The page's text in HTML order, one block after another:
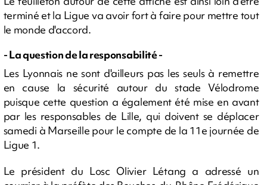
terminé et la Ligue va avoir fort à faire pour mettre tout
le monde d'accord.
- La question de la responsabilité -
Les Lyonnais ne sont d'ailleurs pas les seuls à remettre
en cause la sécurité autour du stade Vélodrome
puisque cette question a également été mise en avant
par les responsables de Lille, qui doivent se déplacer
samedi à Marseille pour le compte de la 11e journée de
Ligue 1.
Le président du Losc Olivier Létang a adressé un